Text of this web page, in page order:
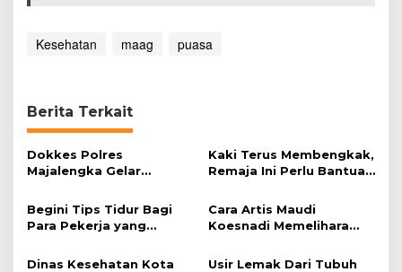
Kesehatan maag puasa
Berita Terkait
Dokkes Polres
Majalengka Gelar
Gratis
Kaki Terus Membengkak,
Remaja Ini Perlu Bantuan
Begini Tips Tidur Bagi
Para Pekerja yang
Cara Artis Maudi
Koesnadi Memelihara
Dinas Kesehatan Kota
Usir Lemak Dari Tubuh